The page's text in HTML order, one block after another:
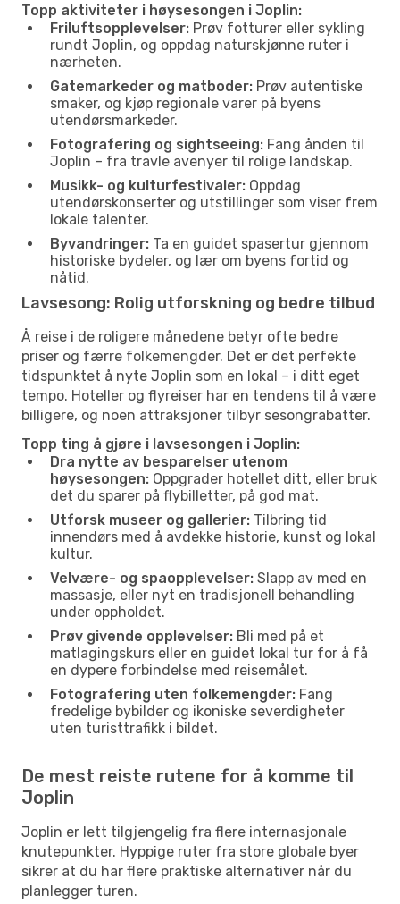
Topp aktiviteter i høysesongen i Joplin:
Friluftsopplevelser: Prøv fotturer eller sykling
rundt Joplin, og oppdag naturskjønne ruter i
nærheten.
Gatemarkeder og matboder: Prøv autentiske
smaker, og kjøp regionale varer på byens
utendørsmarkeder.
Fotografering og sightseeing: Fang ånden til
Joplin – fra travle avenyer til rolige landskap.
Musikk- og kulturfestivaler: Oppdag
utendørskonserter og utstillinger som viser frem
lokale talenter.
Byvandringer: Ta en guidet spasertur gjennom
historiske bydeler, og lær om byens fortid og
nåtid.
Lavsesong: Rolig utforskning og bedre tilbud
Å reise i de roligere månedene betyr ofte bedre
priser og færre folkemengder. Det er det perfekte
tidspunktet å nyte Joplin som en lokal – i ditt eget
tempo. Hoteller og flyreiser har en tendens til å være
billigere, og noen attraksjoner tilbyr sesongrabatter.
Topp ting å gjøre i lavsesongen i Joplin:
Dra nytte av besparelser utenom
høysesongen: Oppgrader hotellet ditt, eller bruk
det du sparer på flybilletter, på god mat.
Utforsk museer og gallerier: Tilbring tid
innendørs med å avdekke historie, kunst og lokal
kultur.
Velvære- og spaopplevelser: Slapp av med en
massasje, eller nyt en tradisjonell behandling
under oppholdet.
Prøv givende opplevelser: Bli med på et
matlagingskurs eller en guidet lokal tur for å få
en dypere forbindelse med reisemålet.
Fotografering uten folkemengder: Fang
fredelige bybilder og ikoniske severdigheter
uten turisttrafikk i bildet.
De mest reiste rutene for å komme til
Joplin
Joplin er lett tilgjengelig fra flere internasjonale
knutepunkter. Hyppige ruter fra store globale byer
sikrer at du har flere praktiske alternativer når du
planlegger turen.